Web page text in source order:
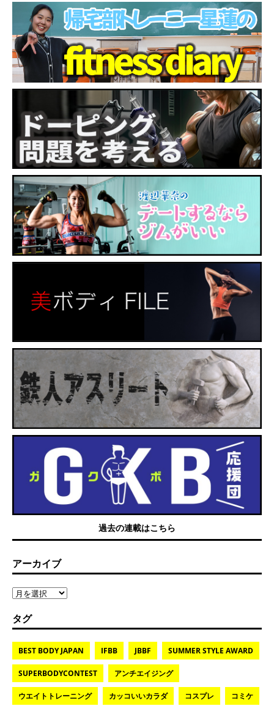
過去の連載はこちら
アーカイブ
タグ
BEST BODY JAPAN IFBB JBBF SUMMER STYLE AWARD
SUPERBODYCONTEST アンチエイジング
ウエイトトレーニング カッコいいカラダ コスプレ コミケ